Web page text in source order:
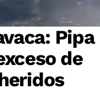
Pipa
de